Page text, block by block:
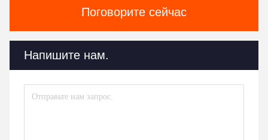
Поговорите сейчас
Напишите нам.